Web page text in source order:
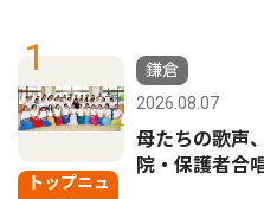
1
トップニュ
鎌倉
2026.08.07
母たちの歌声
院・保護者合